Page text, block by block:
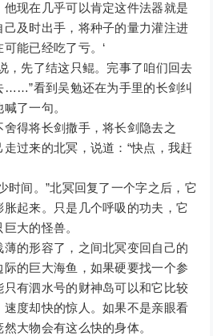
他现在几乎可以肯定这件法器就是
及时出手，将种子的量力灌注进
能已经吃了亏。‘
先了结这只鲲。完事了咱们回去
……”看到吴勉还在为手里的长剑纠
了一句。
得将长剑撒手，将长剑隐去之
过来的北冥，说道：“快点，我赶
间。”北冥回复了一个字之后，它
起来。只是几个呼吸的功夫，它
大的怪兽。
的形容了，之间北冥变回自己的
的巨大海鱼，如果硬要找一个参
有泗水号的财神岛可以和它比较
度却快的惊人。如果不是亲眼看
大物会有这么快的身体。